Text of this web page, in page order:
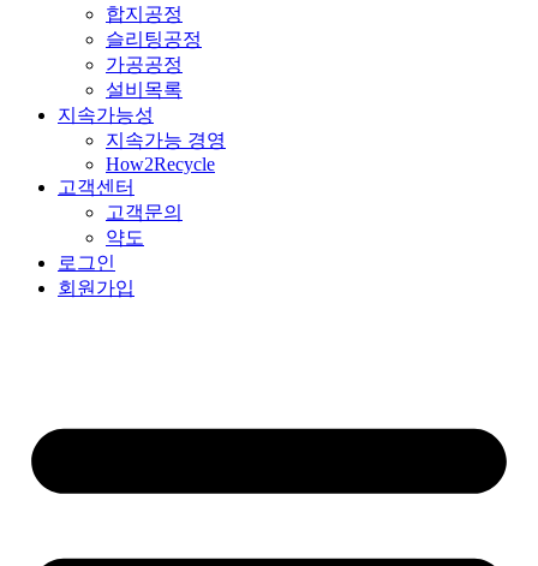
합지공정
슬리팅공정
가공공정
설비목록
지속가능성
지속가능 경영
How2Recycle
고객센터
고객문의
약도
로그인
회원가입